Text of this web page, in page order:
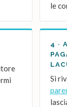
le
4 ·
Si